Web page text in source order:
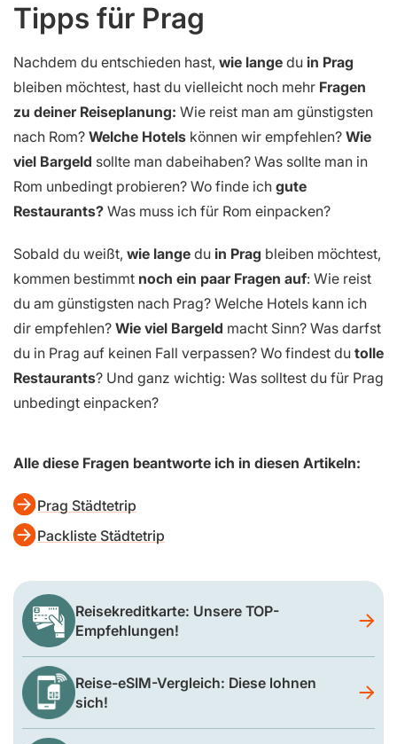
Tipps für Prag
Nachdem du entschieden hast, wie lange du in Prag
bleiben möchtest, hast du vielleicht noch mehr Fragen
zu deiner Reiseplanung: Wie reist man am günstigsten
nach Rom? Welche Hotels können wir empfehlen? Wie
viel Bargeld sollte man dabeihaben? Was sollte man in
Rom unbedingt probieren? Wo finde ich gute
Restaurants? Was muss ich für Rom einpacken?
Sobald du weißt, wie lange du in Prag bleiben möchtest,
kommen bestimmt noch ein paar Fragen auf: Wie reist
du am günstigsten nach Prag? Welche Hotels kann ich
dir empfehlen? Wie viel Bargeld macht Sinn? Was darfst
du in Prag auf keinen Fall verpassen? Wo findest du tolle
Restaurants? Und ganz wichtig: Was solltest du für Prag
unbedingt einpacken?
Alle diese Fragen beantworte ich in diesen Artikeln:
Prag Städtetrip
Packliste Städtetrip
Reisekreditkarte: Unsere TOP-
Empfehlungen!
Reise-eSIM-Vergleich: Diese lohnen
sich!